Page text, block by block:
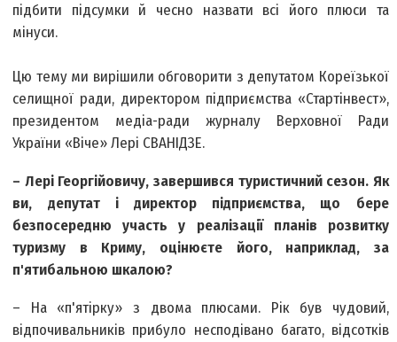
підбити підсумки й чесно назвати всі його плюси та
мінуси.
Цю тему ми вирішили обговорити з депутатом Кореїзької
селищної ради, директором підприємства «Стартінвест»,
президентом медіа-ради журналу Верховної Ради
України «Віче» Лері СВАНІДЗЕ.
– Лері Георгійовичу, завершився туристичний сезон. Як
ви, депутат і директор підприємства, що бере
безпосередню участь у реалізації планів розвитку
туризму в Криму, оцінюєте його, наприклад, за
п'ятибальною шкалою?
– На «п'ятірку» з двома плюсами. Рік був чудовий,
відпочивальників прибуло несподівано багато, відсотків